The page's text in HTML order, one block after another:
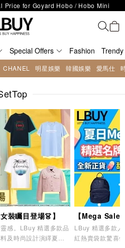
Price for Goyard Hobo / Hobo Mini
Edition!
handbags and jewellery up to 40%
now!
Switch 2 Official Product Retail Store
shop 175, 1/F!
Fraud for Bank Transfer & FPS
over HKD500!
2026 'No Fakes Pledge' mark.
Goods!
Special Offers Fashion
CHANEL 明星娛樂 韓國娛樂 愛馬仕
裝矚目登場👗】
感。LBuy 精選多款品
及時尚設計演繹夏日
【Mega
LBuy 精選多款
紅熱賣袋款驚喜